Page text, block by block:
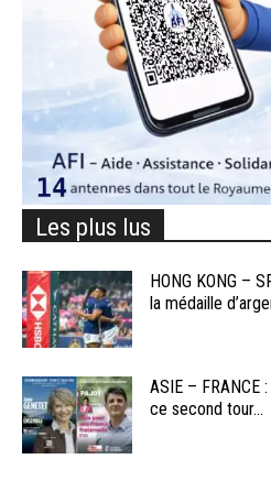
Les plus lus
HONG KONG –
la médaille
ASIE – FRANCE
ce second tour...